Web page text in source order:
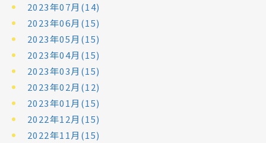
2023年07月(14)
2023年06月(15)
2023年05月(15)
2023年04月(15)
2023年03月(15)
2023年02月(12)
2023年01月(15)
2022年12月(15)
2022年11月(15)